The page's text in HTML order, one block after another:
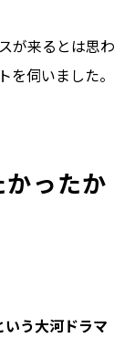
が来るとは思わ
伺いました。
ったか
う大河ドラマ